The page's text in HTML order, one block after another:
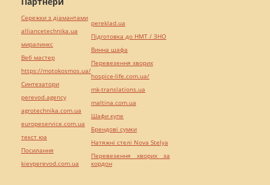
Сережки з діамантами
alliancetechnika.ua
миралинкс
Веб мастер
https://motokosmos.ua/
Синтезатори
perevod.agency
agrotechnika.com.ua
europeservice.com.ua
текст юа
Посилання
kievperevod.com.ua
pereklad.ua
Підготовка до НМТ / ЗНО
Винна шафа
Перевезення хворих
hospice-life.com.ua/
mk-translations.ua
maltina.com.ua
Шафи купе
Брендові сумки
Натяжні стелі Nova Stelya
Перевезення хворих за
кордон